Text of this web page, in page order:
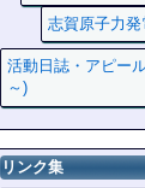
志賀原子力発
活動日誌・アピー
～)
リンク集